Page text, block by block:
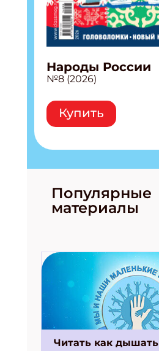
Народы России
№8 (2026)
Купить
Популярные
материалы
Читать как дышать